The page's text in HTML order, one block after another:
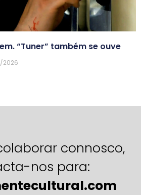
“Tuner” também se ouve
2026
connosco,
nos para: